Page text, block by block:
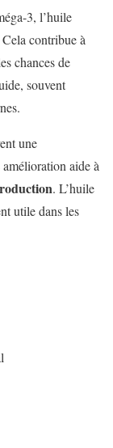
3, l’huile
contribue à
chances de
souvent
une
aide à
. L’huile
utile dans les